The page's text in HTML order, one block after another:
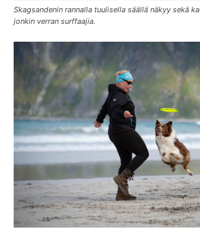
Skagsandenin rannalla tuulisella säällä näkyy sekä
jonkin verran surffaajia.